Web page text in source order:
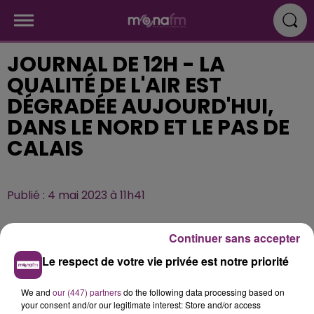
JOURNAL DE 12H - LA
QUALITÉ DE L'AIR EST
DÉGRADÉE AUJOURD'HUI,
DANS LE NORD ET LE PAS DE
CALAIS
Publié : 4 mai 2023 à 11h41
Le respect de votre vie privée est notre priorité
We and our (447) partnersdo the following data processing based on
your consent and/or our legitimate interest: Store and/or access
Continuer sans accepter